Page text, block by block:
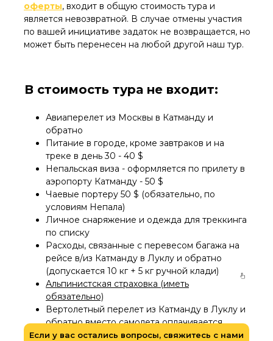
оферты, входит в общую стоимость тура и
является невозвратной. В случае отмены участия
по вашей инициативе задаток не возвращается, но
может быть перенесен на любой другой наш тур.
В стоимость тура не входит:
Авиаперелет из Москвы в Катманду и
обратно
Питание в городе, кроме завтраков и на
треке в день 30 - 40 $
Непальская виза - оформляется по прилету в
аэропорту Катманду - 50 $
Чаевые портеру 50 $ (обязательно, по
условиям Непала)
Личное снаряжение и одежда для треккинга
по списку
Расходы, связанные с перевесом багажа на
рейсе в/из Катманду в Луклу и обратно
(допускается 10 кг + 5 кг ручной клади)
Альпинистская страховка (иметь
обязательно)
Вертолетный перелет из Катманду в Луклу и
обратно вместо самолета оплачивается
отдельно
Если у вас остались вопросы, свяжитесь с нами